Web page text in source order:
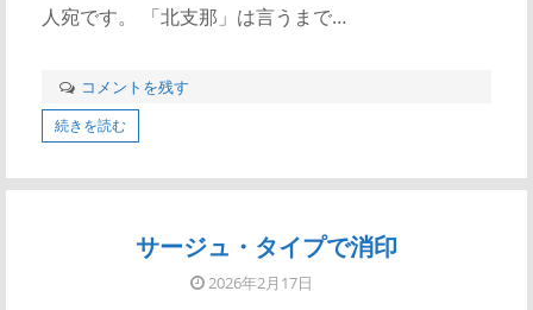
人宛です。 「北支那」は言うまで…
コメントを残す
続きを読む
サージュ・タイプで消印
2026年2月17日